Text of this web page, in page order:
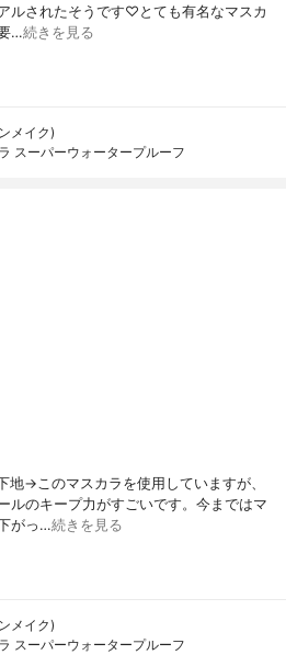
ルされたそうです♡とても有名なマスカ
…続きを見る
メイク)
スーパーウォータープルーフ
→このマスカラを使用していますが、
ルのキープ力がすごいです。今まではマ
がっ…続きを見る
メイク)
スーパーウォータープルーフ